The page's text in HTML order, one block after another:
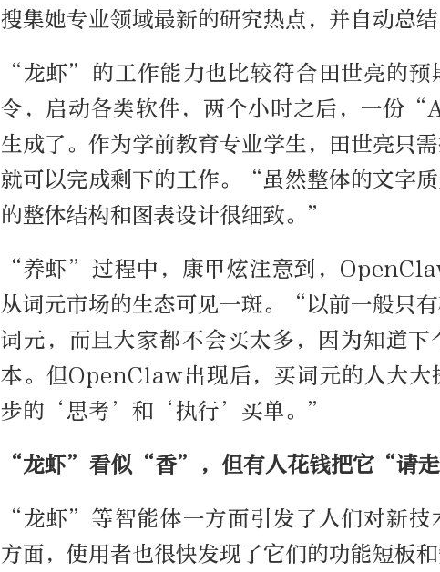
搜集她专业领域最新的研究热点，并自动总结
“龙虾”的工作能力也比较符合田世亮的预
令，启动各类软件，两个小时之后，一份
生成了。作为学前教育专业学生，田世亮只
就可以完成剩下的工作。“虽然整体的文字
的整体结构和图表设计很细致。”
“养虾”过程中，康甲炫注意到，
从词元市场的生态可见一斑。“以前一般只
词元，而且大家都不会买太多，因为知道下
本。但OpenClaw出现后，买词元的人大大
步的‘思考’和‘执行’买单。”
“龙虾”看似“香”，但有人花钱把它“请
“龙虾”等智能体一方面引发了人们对新技
方面，使用者也很快发现了它们的功能短板